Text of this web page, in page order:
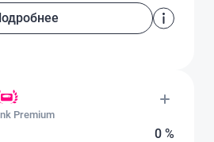
Premium
0 %